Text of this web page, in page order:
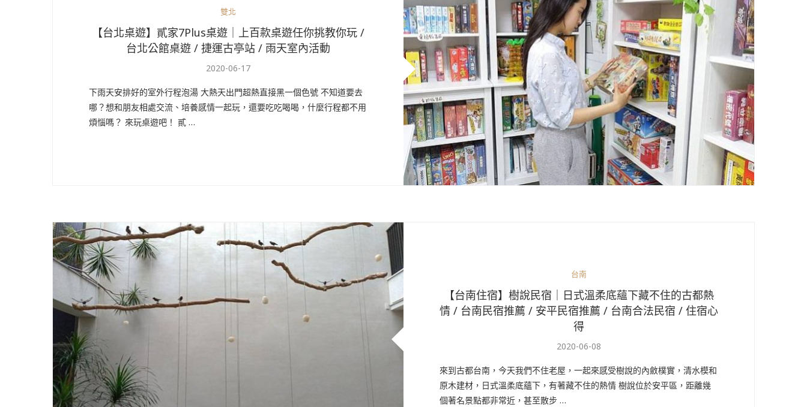
雙北
【台北桌遊】貳家7Plus桌遊｜上百款桌遊任你挑教你玩 /
台北公館桌遊 / 捷運古亭站 / 雨天室內活動
2020-06-17
下雨天安排好的室外行程泡湯 大熱天出門超熱直接黑一個色號 不知道要去
哪？想和朋友相處交流、培養感情一起玩，還要吃吃喝喝，什麼行程都不用
煩惱嗎？ 來玩桌遊吧！ 貳 …
台南
【台南住宿】樹說民宿｜日式溫柔底蘊下藏不住的古都熱
情 / 台南民宿推薦 / 安平民宿推薦 / 台南合法民宿 / 住宿心
得
2020-06-08
來到古都台南，今天我們不住老屋，一起來感受樹說的內斂樸實，清水模和
原木建材，日式溫柔底蘊下，有著藏不住的熱情 樹說位於安平區，距離幾
個著名景點都非常近，甚至散步 …